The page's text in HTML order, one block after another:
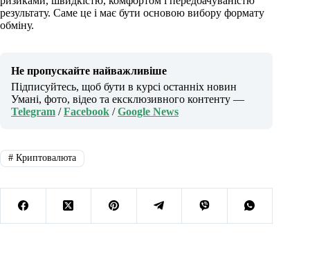
результату. Саме це і має бути основою вибору формату
обміну.
Не пропускайте найважливіше
Підписуйтесь, щоб бути в курсі останніх новин
Умані, фото, відео та ексклюзивного контенту —
Telegram /Facebook /Google News
#Криптовалюта